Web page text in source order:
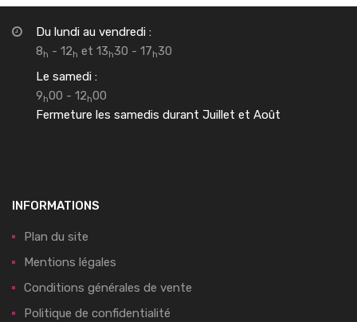
Du lundi au vendredi :
8h - 12h et 13h30 - 17h30
Le samedi :
9h00 - 12h00
Fermeture les samedis durant Juillet et Août
INFORMATIONS
Plan du site
Mentions légales
Conditions générales de vente
Politique de confidentialité